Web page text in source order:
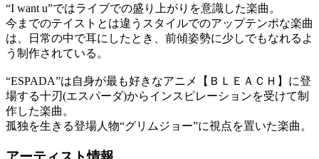
“I want u”ではライブでの盛り上がりを意識した楽曲。
今までのテイストとは違うスタイルでのアップテンポな楽曲
は、日常の中で耳にしたとき、前傾姿勢に少しでもなれるよ
う制作されている。
“ESPADA”は自身が最も好きなアニメ【ＢＬＥＡＣＨ】に登
場する十刃(エスパーダ)からインスピレーションを受けて制
作した楽曲。
孤独を生きる登場人物“グリムジョー”に視点を置いた楽曲。